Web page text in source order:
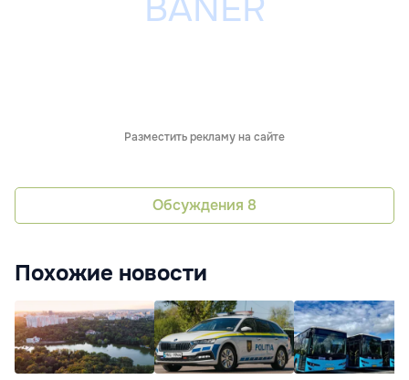
Разместить рекламу на сайте
Обсуждения 8
Похожие новости